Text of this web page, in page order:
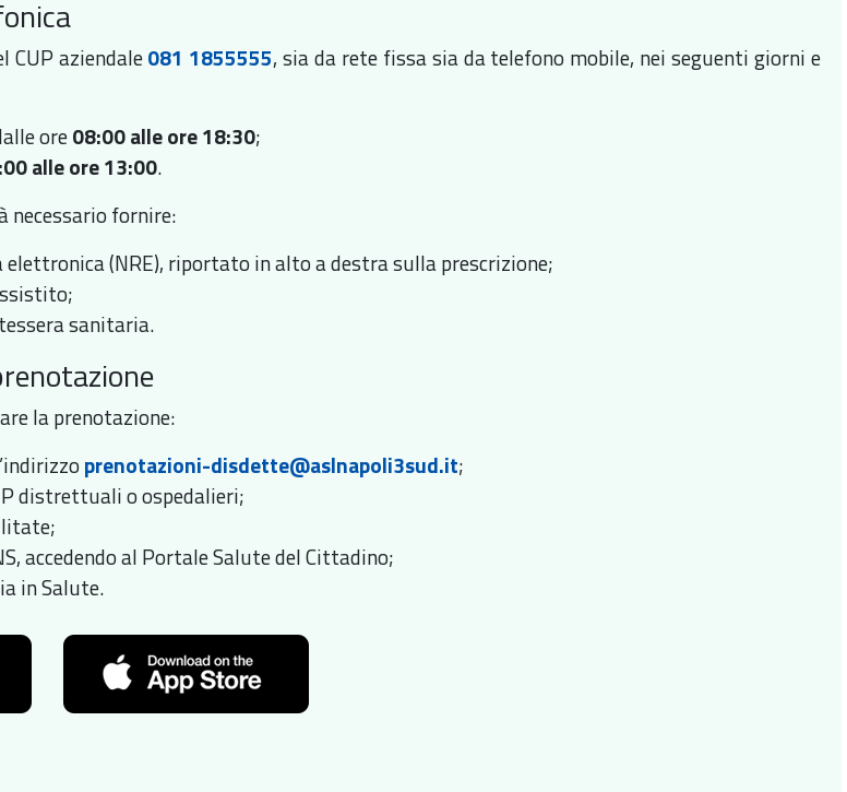
CUP aziendale081 1855555, sia da rete fissa sia da telefono mobile, nei seguenti giorni e
ore08:00 alle ore 18:30;
alle ore 13:00.
necessario fornire:
(NRE), riportato in alto a destra sulla prescrizione;
sanitaria.
la prenotazione:
prenotazioni-disdette@aslnapoli3sud.it;
distrettuali o ospedalieri;
accedendo al Portale Salute del Cittadino;
in Salute.